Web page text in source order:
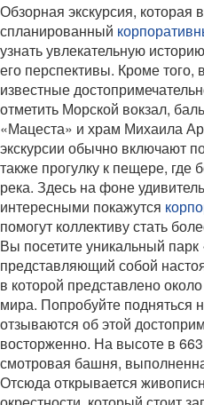
Обзорная экскурсия, которая
спланированный
узнать увлекательную
его перспективы. Кроме
известные
отметить Морской вокзал,
«Мацеста» и храм Михаила
экскурсии обычно включают
также прогулку к пещере, где
река. Здесь на фоне
интересными покажутся
помогут коллективу стать
Вы посетите уникальный
представляющий собой
в которой представлено
мира. Попробуйте подняться
отзываются об этой
восторженно. На высоте в
смотровая башня,
Отсюда открывается